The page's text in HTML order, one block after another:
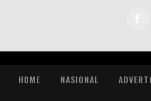
HOME NASIONAL